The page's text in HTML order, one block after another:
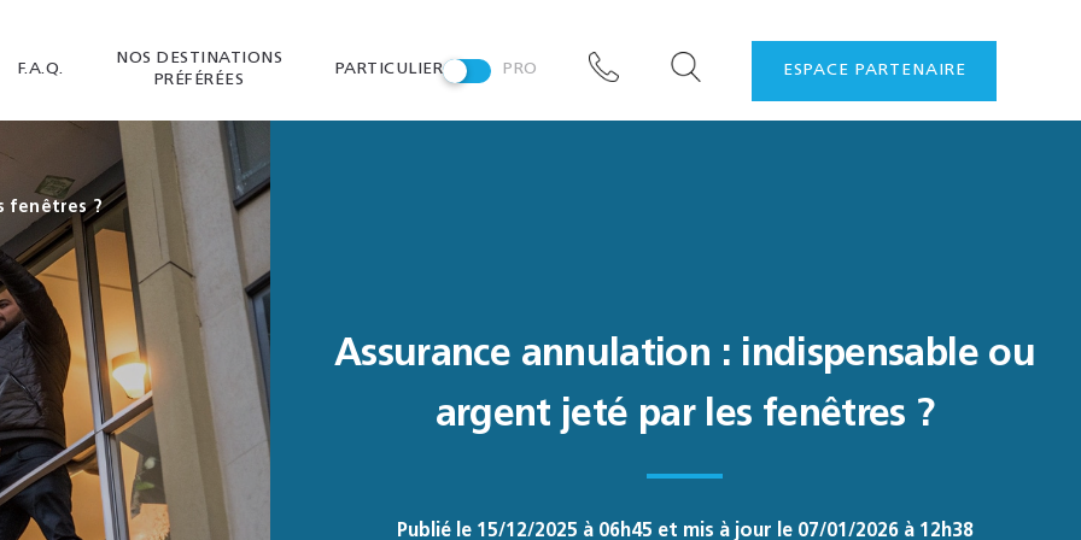
F.A.Q.
NOS DESTINATIONS
PRÉFÉRÉES
PARTICULIER PRO ESPACE PARTENAIRE
fenêtres ?
Assurance annulation : indispensable ou
argent jeté par les fenêtres ?
Publié le 15/12/2025 à 06h45 et mis à jour le 07/01/2026 à 12h38